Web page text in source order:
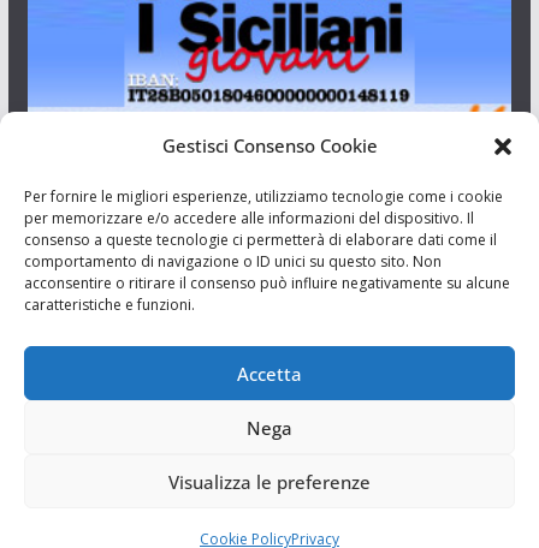
Gestisci Consenso Cookie
Per fornire le migliori esperienze, utilizziamo tecnologie come i cookie
per memorizzare e/o accedere alle informazioni del dispositivo. Il
consenso a queste tecnologie ci permetterà di elaborare dati come il
comportamento di navigazione o ID unici su questo sito. Non
acconsentire o ritirare il consenso può influire negativamente su alcune
caratteristiche e funzioni.
Accetta
Nega
Visualizza le preferenze
Cookie PolicyPrivacy
Aut. del tribunale di Catania n.23/2011 del 20/09/2011 Dir.
Resp. Riccardo Orioles.
Associazione Culturale I Siciliani Giovani
via Randazzo 27 Catania